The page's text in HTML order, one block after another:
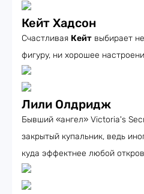
Кейт Хадсон
Счастливая Кейт выбирает
фигуру, ни хорошее
Лили Олдридж
Бывший «ангел» Victoria's
закрытый купальник, ведь
куда эффектнее любой